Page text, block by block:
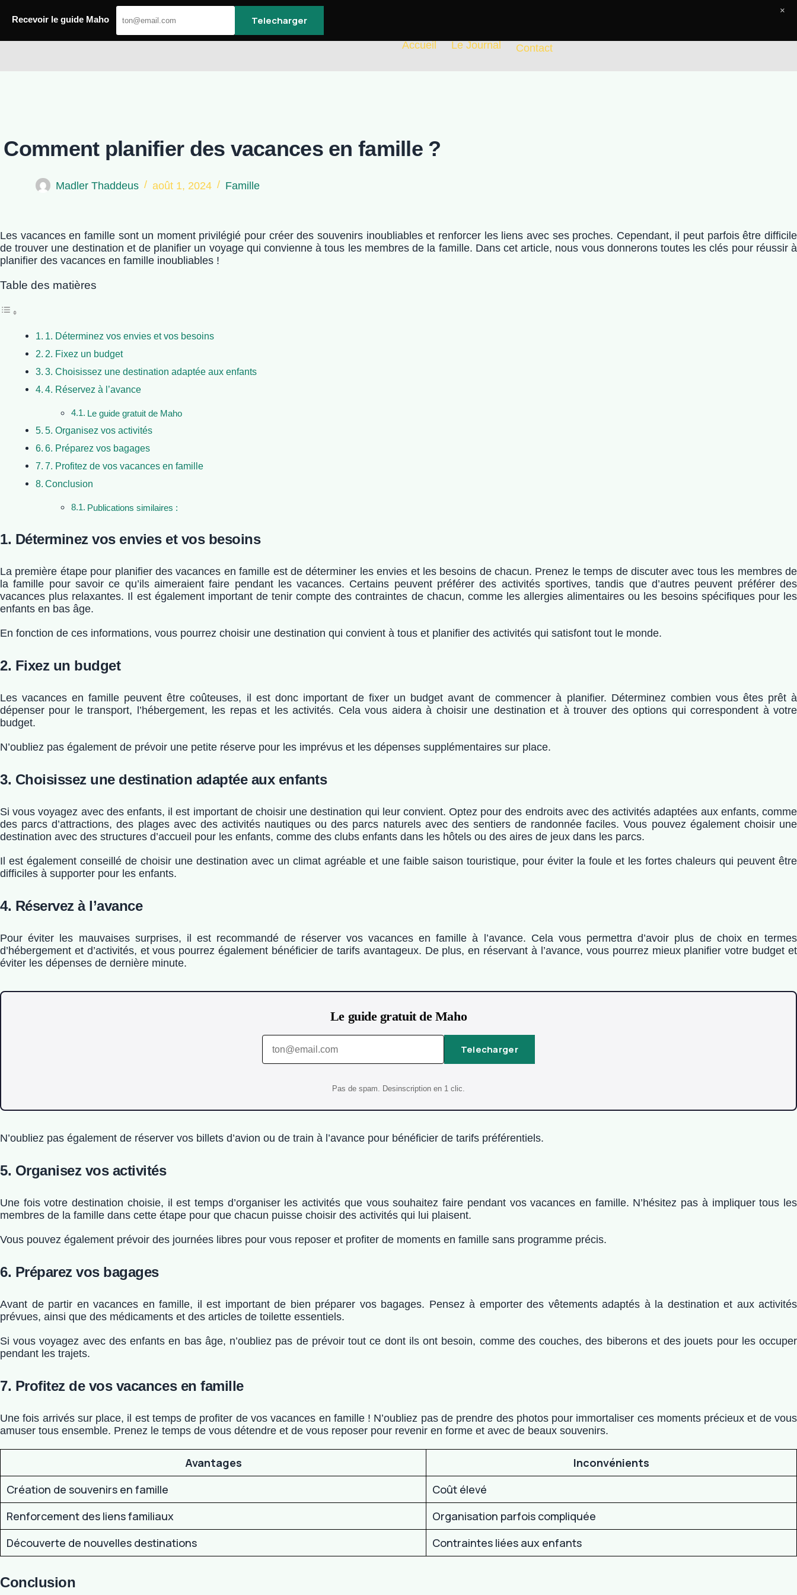
Accueil Le Journal Contact
Comment planifier des vacances en famille ?
Madler Thaddeus août 1, 2024 Famille
Les vacances en famille sont un moment privilégié pour créer des souvenirs inoubliables et renforcer les liens avec ses proches. Cependant, il peut parfois être difficile
de trouver une destination et de planifier un voyage qui convienne à tous les membres de la famille. Dans cet article, nous vous donnerons toutes les clés pour réussir à
planifier des vacances en famille inoubliables !
Table des matières
1. Déterminez vos envies et vos besoins
2. Fixez un budget
3. Choisissez une destination adaptée aux enfants
4. Réservez à l’avance
Le guide gratuit de Maho
5. Organisez vos activités
6. Préparez vos bagages
7. Profitez de vos vacances en famille
Conclusion
Publications similaires :
1. Déterminez vos envies et vos besoins
La première étape pour planifier des vacances en famille est de déterminer les envies et les besoins de chacun. Prenez le temps de discuter avec tous les membres de
la famille pour savoir ce qu’ils aimeraient faire pendant les vacances. Certains peuvent préférer des activités sportives, tandis que d’autres peuvent préférer des
vacances plus relaxantes. Il est également important de tenir compte des contraintes de chacun, comme les allergies alimentaires ou les besoins spécifiques pour les
enfants en bas âge.
En fonction de ces informations, vous pourrez choisir une destination qui convient à tous et planifier des activités qui satisfont tout le monde.
2. Fixez un budget
Les vacances en famille peuvent être coûteuses, il est donc important de fixer un budget avant de commencer à planifier. Déterminez combien vous êtes prêt à
dépenser pour le transport, l’hébergement, les repas et les activités. Cela vous aidera à choisir une destination et à trouver des options qui correspondent à votre
budget.
N’oubliez pas également de prévoir une petite réserve pour les imprévus et les dépenses supplémentaires sur place.
3. Choisissez une destination adaptée aux enfants
Si vous voyagez avec des enfants, il est important de choisir une destination qui leur convient. Optez pour des endroits avec des activités adaptées aux enfants, comme
des parcs d’attractions, des plages avec des activités nautiques ou des parcs naturels avec des sentiers de randonnée faciles. Vous pouvez également choisir une
destination avec des structures d’accueil pour les enfants, comme des clubs enfants dans les hôtels ou des aires de jeux dans les parcs.
Il est également conseillé de choisir une destination avec un climat agréable et une faible saison touristique, pour éviter la foule et les fortes chaleurs qui peuvent être
difficiles à supporter pour les enfants.
4. Réservez à l’avance
Pour éviter les mauvaises surprises, il est recommandé de réserver vos vacances en famille à l’avance. Cela vous permettra d’avoir plus de choix en termes
d’hébergement et d’activités, et vous pourrez également bénéficier de tarifs avantageux. De plus, en réservant à l’avance, vous pourrez mieux planifier votre budget et
éviter les dépenses de dernière minute.
Le guide gratuit de Maho
Telecharger
Pas de spam. Desinscription en 1 clic.
N’oubliez pas également de réserver vos billets d’avion ou de train à l’avance pour bénéficier de tarifs préférentiels.
5. Organisez vos activités
Une fois votre destination choisie, il est temps d’organiser les activités que vous souhaitez faire pendant vos vacances en famille. N’hésitez pas à impliquer tous les
membres de la famille dans cette étape pour que chacun puisse choisir des activités qui lui plaisent.
Vous pouvez également prévoir des journées libres pour vous reposer et profiter de moments en famille sans programme précis.
6. Préparez vos bagages
Avant de partir en vacances en famille, il est important de bien préparer vos bagages. Pensez à emporter des vêtements adaptés à la destination et aux activités
prévues, ainsi que des médicaments et des articles de toilette essentiels.
Si vous voyagez avec des enfants en bas âge, n’oubliez pas de prévoir tout ce dont ils ont besoin, comme des couches, des biberons et des jouets pour les occuper
pendant les trajets.
7. Profitez de vos vacances en famille
Une fois arrivés sur place, il est temps de profiter de vos vacances en famille ! N’oubliez pas de prendre des photos pour immortaliser ces moments précieux et de vous
amuser tous ensemble. Prenez le temps de vous détendre et de vous reposer pour revenir en forme et avec de beaux souvenirs.
Avantages
Inconvénients
Création de souvenirs en famille
Coût élevé
Renforcement des liens familiaux
Organisation parfois compliquée
Découverte de nouvelles destinations
Contraintes liées aux enfants
Conclusion
Recevoir le guide Maho Telecharger
×